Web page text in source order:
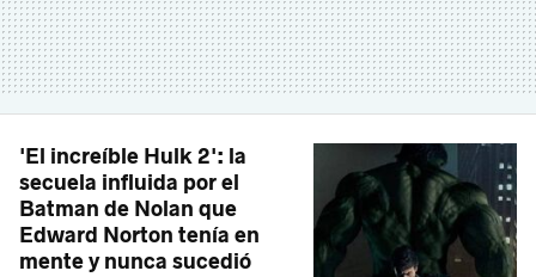
'El increíble Hulk 2': la
secuela influida por el
Batman de Nolan que
Edward Norton tenía en
mente y nunca sucedió